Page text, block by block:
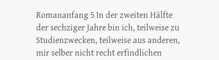
Romananfang 5 In der zweiten Hälfte
der sechziger Jahre bin ich, teilweise zu
Studienzwecken, teilweise aus anderen,
mir selber nicht recht erfindlichen